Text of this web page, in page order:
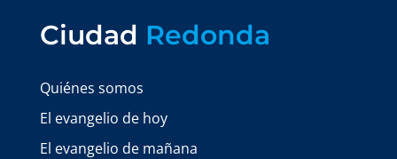
Ciudad Redonda
Quiénes somos
El evangelio de hoy
El evangelio de mañana